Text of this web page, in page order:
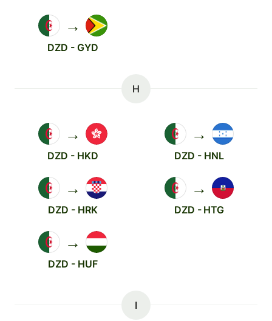
→
DZD - GYD
H
→
DZD - HKD
→
DZD - HNL
→
DZD - HRK
→
DZD - HTG
→
DZD - HUF
I